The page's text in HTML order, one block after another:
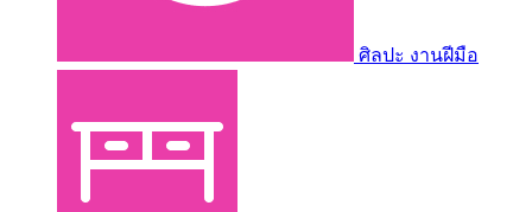
ศิลปะ งานฝีมือ